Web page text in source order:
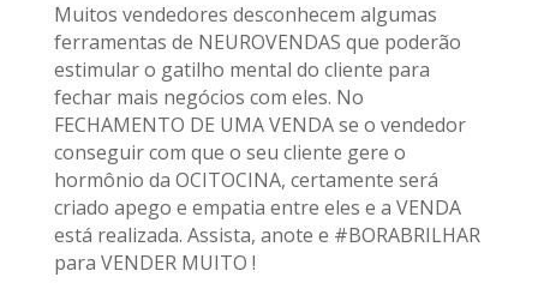
Muitos vendedores desconhecem algumas
ferramentas de NEUROVENDAS que poderão
estimular o gatilho mental do cliente para
fechar mais negócios com eles. No
FECHAMENTO DE UMA VENDA se o vendedor
conseguir com que o seu cliente gere o
hormônio da OCITOCINA, certamente será
criado apego e empatia entre eles e a VENDA
está realizada. Assista, anote e #BORABRILHAR
para VENDER MUITO !